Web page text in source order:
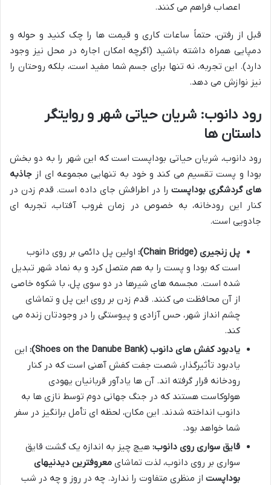
اعصاب فراهم می کنند.
قبل از رفتن، حتماً ساعات کاری و قیمت ها را چک کنید و حوله و
دمپایی همراه داشته باشید (اگرچه امکان اجاره در محل نیز وجود
دارد). این تجربه، نه تنها برای جسم شما مفید است، بلکه روحتان را
نیز نوازش می دهد.
رود دانوب: شریان حیاتی شهر و روایتگر
داستان ها
رود دانوب، شریان حیاتی بوداپست است که این شهر را به دو بخش
بودا و پست تقسیم می کند و خود به تنهایی مجموعه ای از جاذبه
های گردشگری بوداپسترا در اطرافش جای داده است. قدم زدن در
کنار این رودخانه، به خصوص در زمان غروب آفتاب، تجربه ای
جادویی است.
پل زنجیری (Chain Bridge):
اولین پل دائمی بر روی دانوب
است که بودا و پست را به هم متصل کرد و به نماد شهر تبدیل
شده است. مجسمه های شیرها در دو سوی پل، با شکوه خاصی
از آن محافظت می کنند. قدم زدن بر روی این پل و تماشای
چشم انداز شهر، حس آزادی و پیوستگی را در وجودتان زنده می
کند.
یادبود کفش های دانوب (Shoes on the Danube Bank):
این
یادبود تأثیرگذار، شصت جفت کفش آهنی است که در کنار
رودخانه قرار گرفته اند. آن ها یادآور قربانیان یهودی
هولوکاست هستند که در جنگ جهانی دوم توسط نازی ها به
دانوب انداخته شدند. این مکان، لحظه ای تأمل برانگیز در سفر
شما خواهد بود.
قایق سواری روی دانوب: هیچ چیز به اندازه یک گشت قایق
سواری بر روی دانوب، لذت تماشای معروفترین دیدنیهای
بوداپست از منظری متفاوت را ندارد. چه در روز و چه در شب